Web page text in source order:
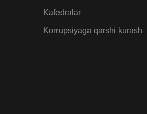
Kafedralar
Korrupsiyaga qarshi kurash